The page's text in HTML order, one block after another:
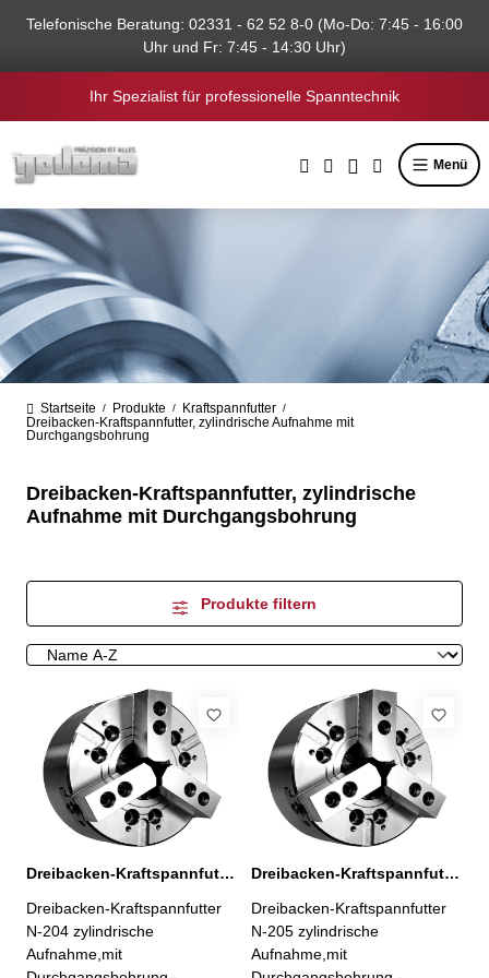
springen
Telefonische Beratung: 02331 - 62 52 8-0 (Mo-Do: 7:45 - 16:00
Uhr und Fr: 7:45 - 14:30 Uhr)
Ihr Spezialist für professionelle Spanntechnik
Menü
Startseite / Produkte / Kraftspannfutter /
Dreibacken-Kraftspannfutter, zylindrische Aufnahme mit
Durchgangsbohrung
Dreibacken-Kraftspannfutter, zylindrische
Aufnahme mit Durchgangsbohrung
Produkte filtern
Dreibacken-Kraftspannfutter N-204 Ø 110 mm
Dreibacken-Kraftspannfutter
N-204 zylindrische
Aufnahme,mit
Dreibacken-Kraftspannfutter N-205 Ø 135 mm
Dreibacken-Kraftspannfutter
N-205 zylindrische
Aufnahme,mit